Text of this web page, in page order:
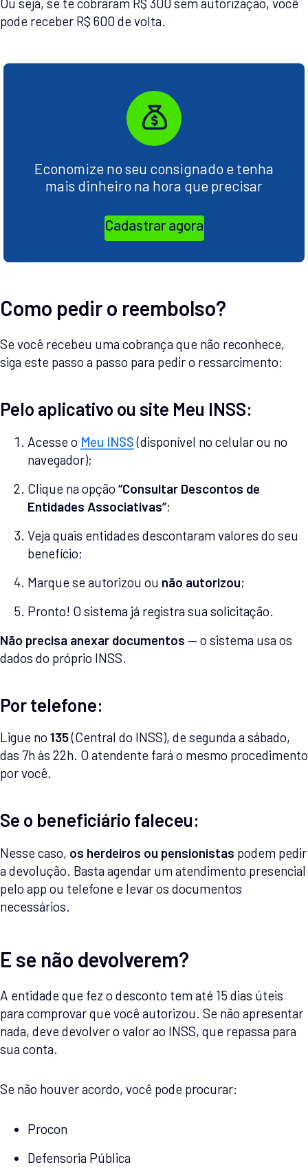
pode receber R$ 600 de volta.
Economize no seu consignado e tenha
mais dinheiro na hora que precisar
Cadastrar agora
Como pedir o reembolso?
Se você recebeu uma cobrança que não reconhece,
siga este passo a passo para pedir o ressarcimento:
Pelo aplicativo ou site Meu INSS:
Acesse o Meu INSS(disponível no celular ou no
navegador);
Clique na opção “Consultar Descontos de
Entidades Associativas”;
Veja quais entidades descontaram valores do seu
benefício;
Marque se autorizou ou não autorizou;
Pronto! O sistema já registra sua solicitação.
Não precisa anexar documentos — o sistema usa os
dados do próprio INSS.
Por telefone:
Ligue no 135(Central do INSS), de segunda a sábado,
das 7h às 22h. O atendente fará o mesmo procedimento
por você.
Se o beneficiário faleceu:
Nesse caso, os herdeiros ou pensionistas podem pedir
a devolução. Basta agendar um atendimento presencial
pelo app ou telefone e levar os documentos
necessários.
E se não devolverem?
A entidade que fez o desconto tem até 15 dias úteis
para comprovar que você autorizou. Se não apresentar
nada, deve devolver o valor ao INSS, que repassa para
sua conta.
Se não houver acordo, você pode procurar:
Procon
Defensoria Pública